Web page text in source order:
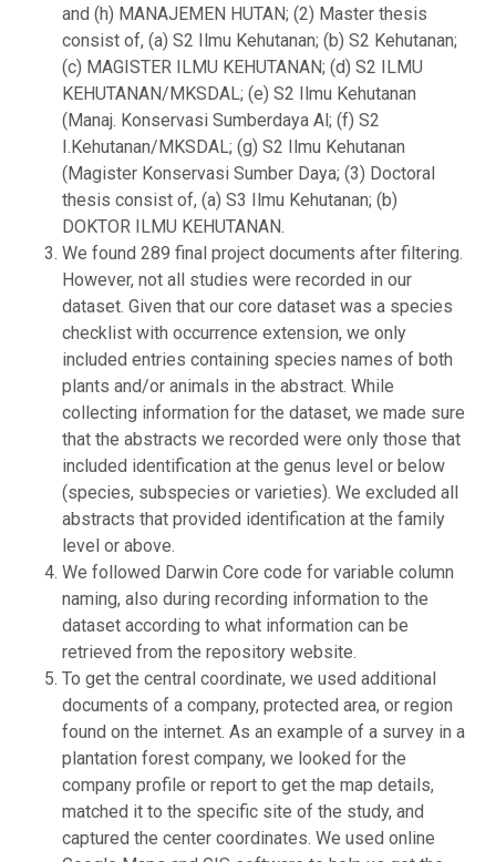
and (h) MANAJEMEN HUTAN; (2) Master thesis
consist of, (a) S2 Ilmu Kehutanan; (b) S2 Kehutanan;
(c) MAGISTER ILMU KEHUTANAN; (d) S2 ILMU
KEHUTANAN/MKSDAL; (e) S2 Ilmu Kehutanan
(Manaj. Konservasi Sumberdaya Al; (f) S2
I.Kehutanan/MKSDAL; (g) S2 Ilmu Kehutanan
(Magister Konservasi Sumber Daya; (3) Doctoral
thesis consist of, (a) S3 Ilmu Kehutanan; (b)
DOKTOR ILMU KEHUTANAN.
We found 289 final project documents after filtering.
However, not all studies were recorded in our
dataset. Given that our core dataset was a species
checklist with occurrence extension, we only
included entries containing species names of both
plants and/or animals in the abstract. While
collecting information for the dataset, we made sure
that the abstracts we recorded were only those that
included identification at the genus level or below
(species, subspecies or varieties). We excluded all
abstracts that provided identification at the family
level or above.
We followed Darwin Core code for variable column
naming, also during recording information to the
dataset according to what information can be
retrieved from the repository website.
To get the central coordinate, we used additional
documents of a company, protected area, or region
found on the internet. As an example of a survey in a
plantation forest company, we looked for the
company profile or report to get the map details,
matched it to the specific site of the study, and
captured the center coordinates. We used online